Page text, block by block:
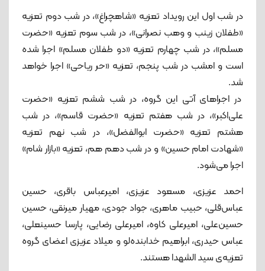
در شب اول این رویداد تعزیه «شاهچراغ»، در شب دوم تعزیه
«طفلان زینب و وهب نصرانی»، در شب سوم تعزیه «حضرت
مسلم»، در شب چهارم تعزیه «دو طفلان مسلم» اجرا شده
است و امشب در شب پنجم، تعزیه «حر ریاحی» اجرا خواهد
شد.
در اجراهای آتی این گروه، در شب ششم تعزیه «حضرت
علی‌اکبر»، در شب هفتم تعزیه «حضرت قاسم»، در شب
هشتم تعزیه «حضرت ابوالفضل»، در شب نهم تعزیه
«شهادت امام حسین» و در شب دهم هم، تعزیه «بازار شام»
اجرا می‌شود.
احمد عزیزی، مسعود عزیزی، امیرعباس باقری، حسین
عباس‌قلی، حبیب ماهری، جواد جودی، مهیار میرنقی، حسین
حسین‌علی، امیرعلی کاوه، امیرعلی رضایی، پارسا حسینعلی،
عباس حیدری، ابراهیم خدابنده‌لو و میلاد عزیزی اعضای گروه
تعزیه‌ی سید الشهدا هستند.